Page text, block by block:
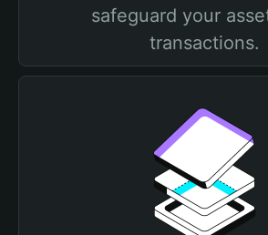
safeguard your
transactions.